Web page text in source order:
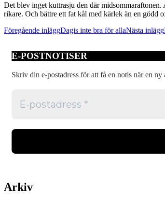
Det blev inget kuttrasju den där
rikare. Och bättre ett fat kål med kärlek än en gödd
Inläggsnavigering
Föregående inläggDagis inte bra för allaNästa inlägg
E-POSTNOTISER
Skriv din e-postadress för att få en notis när en ny
Arkiv